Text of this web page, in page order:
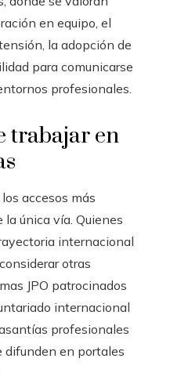
en equipo, el
la adopción de
para comunicarse
profesionales.
trabajar en
accesos más
única vía. Quienes
internacional
otras
JPO patrocinados
internacional
profesionales
difunden en portales